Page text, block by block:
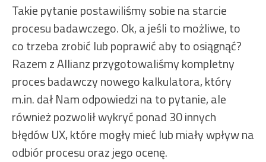
Takie pytanie postawiliśmy sobie na starcie
procesu badawczego. Ok, a jeśli to możliwe, to
co trzeba zrobić lub poprawić aby to osiągnąć?
Razem z Allianz przygotowaliśmy kompletny
proces badawczy nowego kalkulatora, który
m.in. dał Nam odpowiedzi na to pytanie, ale
również pozwolił wykryć ponad 30 innych
błędów UX, które mogły mieć lub miały wpływ na
odbiór procesu oraz jego ocenę.